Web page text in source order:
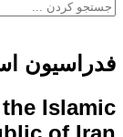
فدراسیون
Islamic